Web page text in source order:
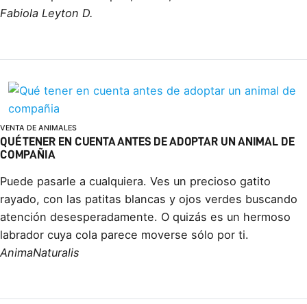
Fabiola Leyton D.
VENTA DE ANIMALES
QUÉ TENER EN CUENTA ANTES DE ADOPTAR UN ANIMAL DE
COMPAÑIA
Puede pasarle a cualquiera. Ves un precioso gatito
rayado, con las patitas blancas y ojos verdes buscando
atención desesperadamente. O quizás es un hermoso
labrador cuya cola parece moverse sólo por ti.
AnimaNaturalis